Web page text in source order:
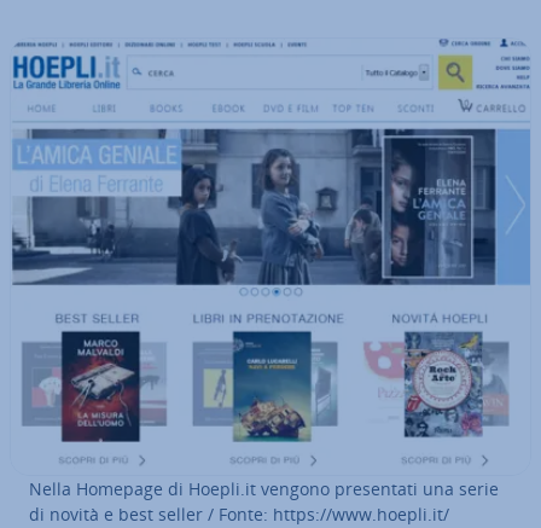
Nella Homepage di Hoepli.it vengono pre­sen­ta­ti una serie
di novità e best seller / Fonte: https://www.hoepli.it/